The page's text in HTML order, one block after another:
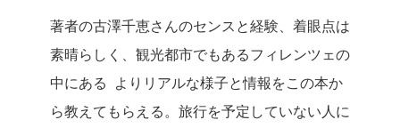
著者の古澤千恵さんのセンスと経験、着眼点は
素晴らしく、観光都市でもあるフィレンツェの
中にある よりリアルな様子と情報をこの本か
ら教えてもらえる。旅行を予定していない人に